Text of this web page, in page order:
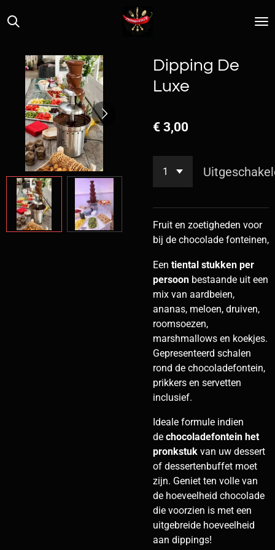
Ga
direct
hoofdinhoud
Dipping De
Luxe
€ 3,00
Fruit en zoetigheden voor
bij de chocolade fonteinen,
Een tiental stukken per
persoon bestaande uit een
mix van aardbeien,
ananas, meloen, druiven,
roomsoezen,
marshmallows en koekjes.
Gepresenteerd schalen
rond de chocoladefontein,
prikkers en servetten
inclusief.
Ideale formule indien
de chocoladefontein het
pronkstuk van uw dessert
of dessertenbuffet moet
zijn. Geniet ten volle van
de hoeveelheid chocolade
die voorzien is met een
uitgebreide hoeveelheid
aan dippings!